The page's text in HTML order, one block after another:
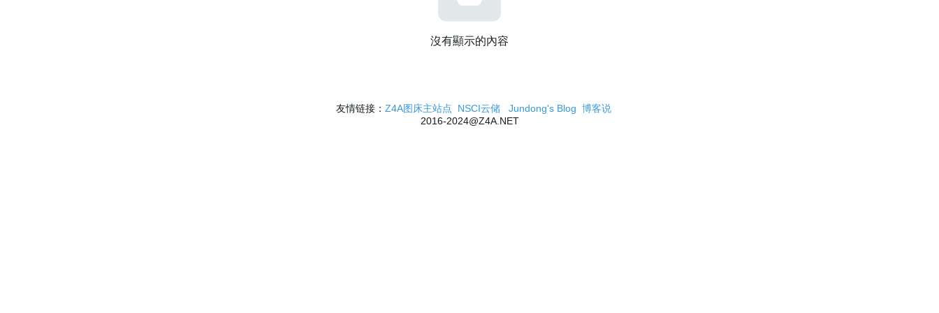
沒有顯示的內容
友情链接： Z4A图床主站点 NSCI云储 Jundong's Blog 博客说
2016-2024@Z4A.NET